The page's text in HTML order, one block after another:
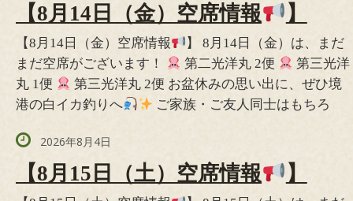
【8月14日（金）空席情報 】
【8月14日（金）空席情報
】 8月14日（金）は、まだ
まだ空席がございます！
第二光洋丸 2便
第三光洋
丸 1便
第三光洋丸 2便 お盆休みの思い出に、ぜひ境
港の白イカ釣りへ
ご家族・ご友人同士はもちろ
2026年8月4日
【8月15日（土）空席情報 】